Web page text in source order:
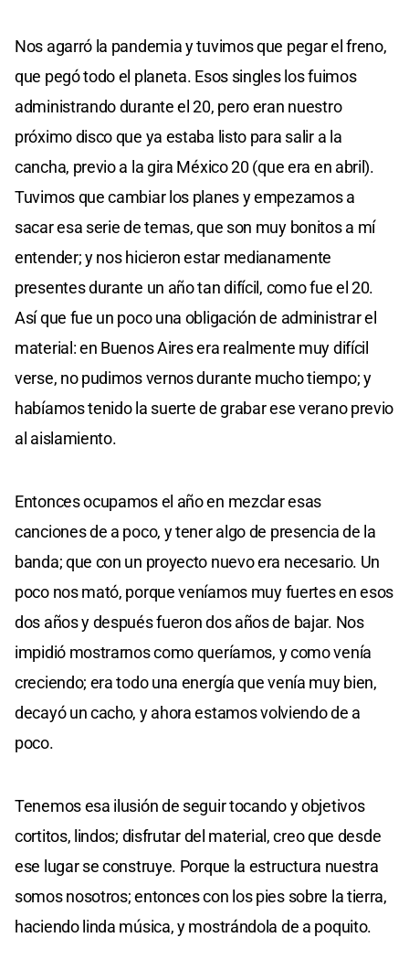
Nos agarró la pandemia y tuvimos que pegar el freno,
que pegó todo el planeta. Esos singles los fuimos
administrando durante el 20, pero eran nuestro
próximo disco que ya estaba listo para salir a la
cancha, previo a la gira México 20 (que era en abril).
Tuvimos que cambiar los planes y empezamos a
sacar esa serie de temas, que son muy bonitos a mí
entender; y nos hicieron estar medianamente
presentes durante un año tan difícil, como fue el 20.
Así que fue un poco una obligación de administrar el
material: en Buenos Aires era realmente muy difícil
verse, no pudimos vernos durante mucho tiempo; y
habíamos tenido la suerte de grabar ese verano previo
al aislamiento.
Entonces ocupamos el año en mezclar esas
canciones de a poco, y tener algo de presencia de la
banda; que con un proyecto nuevo era necesario. Un
poco nos mató, porque veníamos muy fuertes en esos
dos años y después fueron dos años de bajar. Nos
impidió mostrarnos como queríamos, y como venía
creciendo; era todo una energía que venía muy bien,
decayó un cacho, y ahora estamos volviendo de a
poco.
Tenemos esa ilusión de seguir tocando y objetivos
cortitos, lindos; disfrutar del material, creo que desde
ese lugar se construye. Porque la estructura nuestra
somos nosotros; entonces con los pies sobre la tierra,
haciendo linda música, y mostrándola de a poquito.